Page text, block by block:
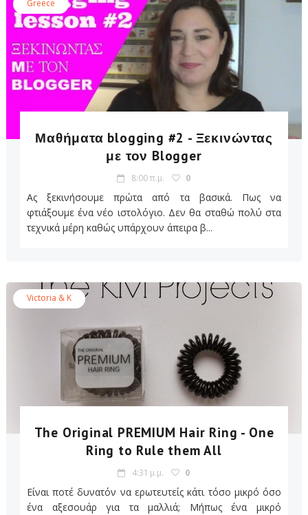
Greece
Μαθήματα blogging #2 - Ξεκινώντας
με τον Blogger
8:00 π.μ. 0
Ας ξεκινήσουμε πρώτα από τα βασικά. Πως να
φτιάξουμε ένα νέο ιστολόγιο. Δεν θα σταθώ πολύ στα
τεχνικά μέρη καθώς υπάρχουν άπειρα β...
Victoria & K
The Original PREMIUM Hair Ring - One
Ring to Rule them All
4:31 μ.μ. 0
Είναι ποτέ δυνατόν να ερωτευτείς κάτι τόσο μικρό όσο
ένα αξεσουάρ για τα μαλλιά; Μήπως ένα μικρό